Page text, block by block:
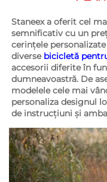
Staneex a oferit cel
semnificativ cu un
cerințele
diverse bicicletă
accesorii diferite în
dumneavoastră. De
modelele cele mai
personaliza designul
de instrucțiuni și